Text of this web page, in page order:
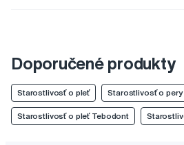
Doporučené produkty
Starostlivosť o pleť Starostlivosť o pery
Starostlivosť o pleť Tebodont